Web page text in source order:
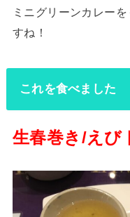
ミニグリーンカレー
すね！
これを食べました
生春巻き/えび